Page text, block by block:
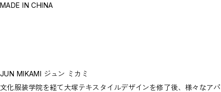
MADE IN CHINA
JUN MIKAMI ジュン ミカミ
文化服装学院を経て大塚テキスタイルデザインを修了後、様々なアパ